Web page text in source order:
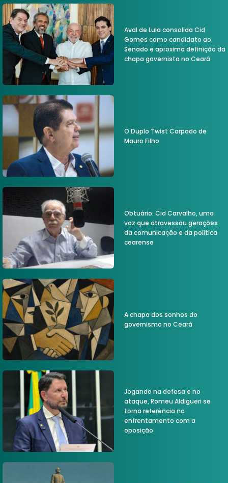
Aval de Lula consolida Cid
Gomes como candidato ao
Senado e aproxima definição da
chapa governista no Ceará
O Duplo Twist Carpado de
Mauro Filho
Obtuário: Cid Carvalho, uma
voz que atravessou gerações
da comunicação e da política
cearense
A chapa dos sonhos do
governismo no Ceará
Jogando na defesa e no
ataque, Romeu Aldigueri se
torna referência no
enfrentamento com a
oposição